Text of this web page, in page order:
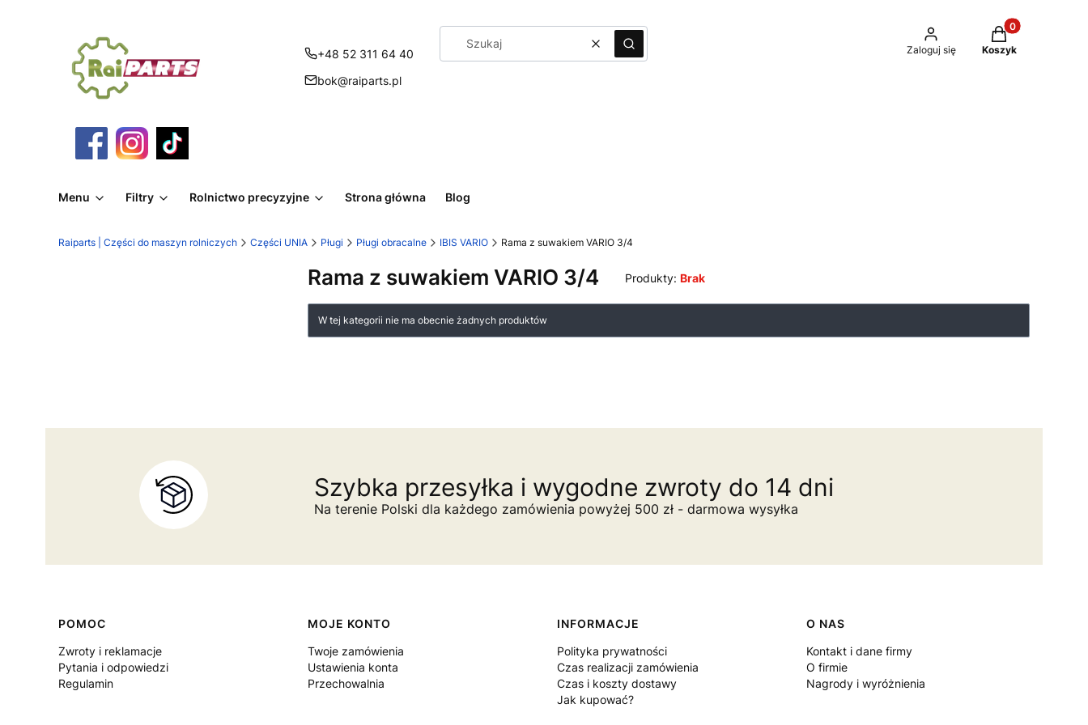
+48 52 311 64 40
bok@raiparts.pl
WyczyśćSzukaj Zaloguj się
Produkty w
Koszyk
Menu Filtry Rolnictwo precyzyjne Strona główna Blog
Raiparts | Części do maszyn rolniczych Części UNIA Pługi Pługi obracalne IBIS VARIO Rama z suwakiem VARIO 3/4
Rama z suwakiem VARIO 3/4 Produkty: Brak
Lista produktów
W tej kategorii nie ma obecnie żadnych produktów
Szybka przesyłka i wygodne zwroty do 14 dni
Na terenie Polski dla każdego zamówienia powyżej 500 zł - darmowa wysyłka
Linki w stopce
POMOC
Zwroty i reklamacje
Pytania i odpowiedzi
Regulamin
MOJE KONTO
Twoje zamówienia
Ustawienia konta
Przechowalnia
INFORMACJE
Polityka prywatności
Czas realizacji zamówienia
Czas i koszty dostawy
Jak kupować?
O NAS
Kontakt i dane firmy
O firmie
Nagrody i wyróżnienia